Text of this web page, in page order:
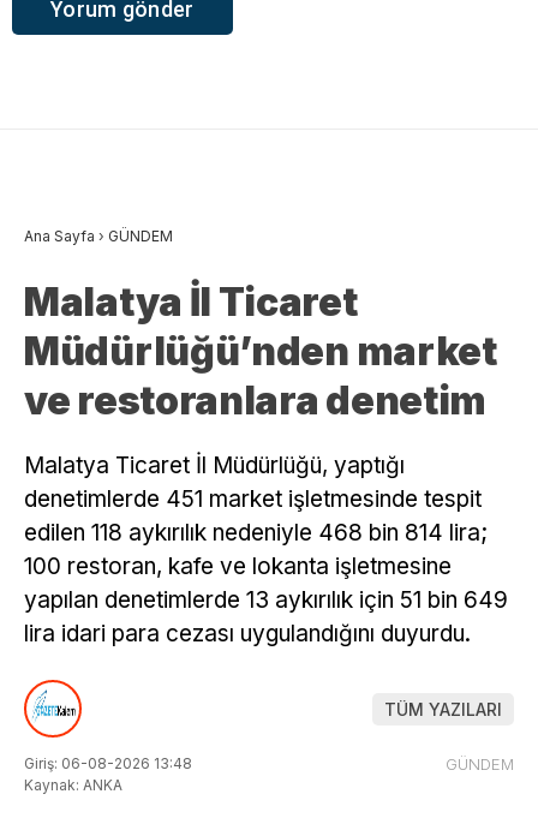
Ana Sayfa › GÜNDEM
Malatya İl Ticaret
Müdürlüğü’nden market
ve restoranlara denetim
Malatya Ticaret İl Müdürlüğü, yaptığı
denetimlerde 451 market işletmesinde tespit
edilen 118 aykırılık nedeniyle 468 bin 814 lira;
100 restoran, kafe ve lokanta işletmesine
yapılan denetimlerde 13 aykırılık için 51 bin 649
lira idari para cezası uygulandığını duyurdu.
TÜM YAZILARI
Giriş: 06-08-2026 13:48
Kaynak: ANKA
GÜNDEM